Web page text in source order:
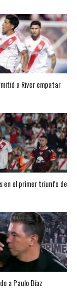
a River empatar
en el primer triunfo de
a Paulo Díaz